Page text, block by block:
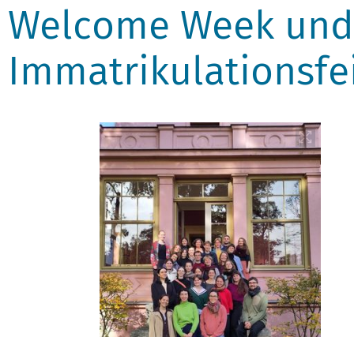
Welcome Week und